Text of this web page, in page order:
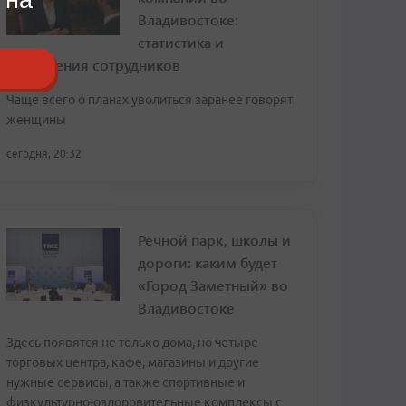
Владивостоке:
статистика и
откровения сотрудников
Чаще всего о планах уволиться заранее говорят
женщины
сегодня, 20:32
Речной парк, школы и
дороги: каким будет
«Город Заметный» во
Владивостоке
Здесь появятся не только дома, но четыре
торговых центра, кафе, магазины и другие
нужные сервисы, а также спортивные и
физкультурно-оздоровительные комплексы с